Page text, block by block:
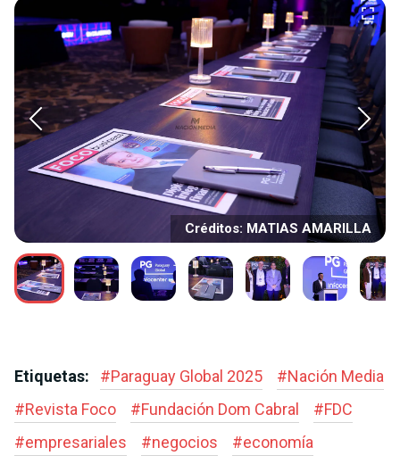
Créditos: MATIAS AMARILLA
Etiquetas: #Paraguay Global 2025 #Nación Media
#Revista Foco #Fundación Dom Cabral #FDC
#empresariales #negocios #economía